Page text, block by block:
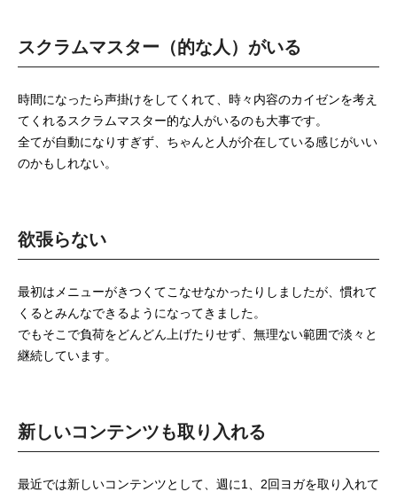
スクラムマスター（的な人）がいる
時間になったら声掛けをしてくれて、時々内容のカイゼンを考え
てくれるスクラムマスター的な人がいるのも大事です。
全てが自動になりすぎず、ちゃんと人が介在している感じがいい
のかもしれない。
欲張らない
最初はメニューがきつくてこなせなかったりしましたが、慣れて
くるとみんなできるようになってきました。
でもそこで負荷をどんどん上げたりせず、無理ない範囲で淡々と
継続しています。
新しいコンテンツも取り入れる
最近では新しいコンテンツとして、週に1、2回ヨガを取り入れて